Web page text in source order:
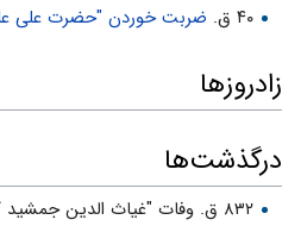
۴۰ ق. ضربت خوردن "حضرت علی
زادروزها
درگذشت‌ها
۸۳۲ ق. وفات "غیاث‏ الدین جمشید کاشانی" منجم و ریاضی‏دان